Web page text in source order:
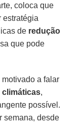
coloca que
estratégia
de redução
que pode
a falar
climáticas,
possível.
semana, desde